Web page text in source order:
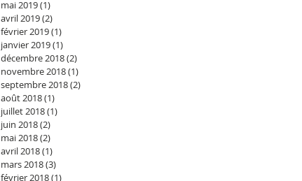
mai 2019(1)
avril 2019(2)
février 2019(1)
janvier 2019(1)
décembre 2018(2)
novembre 2018(1)
septembre 2018(2)
août 2018(1)
juillet 2018(1)
juin 2018(2)
mai 2018(2)
avril 2018(1)
mars 2018(3)
février 2018(1)